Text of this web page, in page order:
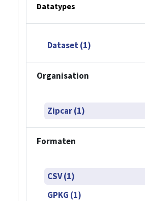
Datatypes
Dataset (1)
Organisation
Zipcar (1)
Formaten
CSV (1)
GPKG (1)